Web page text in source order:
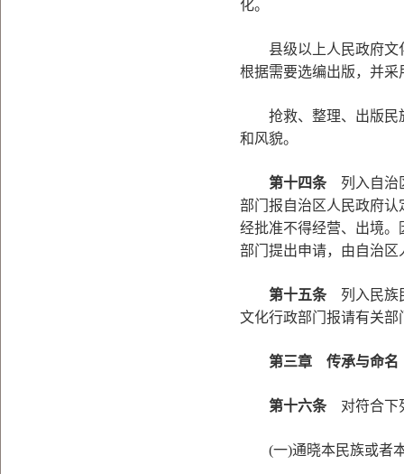
化。
县级以上人民政府文化
根据需要选编出版，并
抢救、整理、出版民族
和风貌。
第十四条列入自治
部门报自治区人民政府
经批准不得经营、出境
部门提出申请，由自治
第十五条列入民族
文化行政部门报请有关
第三章 传承与命名
第十六条对符合下
(一)通晓本民族或者本